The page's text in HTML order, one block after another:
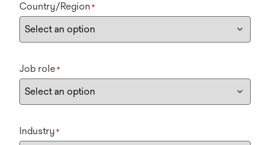
Country/Region *
Job role*
Industry *